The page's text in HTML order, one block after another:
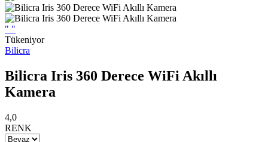
" "
Tükeniyor
Bilicra
Bilicra Iris 360 Derece WiFi Akıllı
Kamera
4,0
RENK